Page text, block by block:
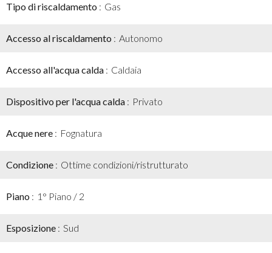
Tipo di riscaldamento Gas
Accesso al riscaldamento Autonomo
Accesso all'acqua calda Caldaia
Dispositivo per l'acqua calda Privato
Acque nere Fognatura
Condizione Ottime condizioni/ristrutturato
Piano 1° Piano / 2
Esposizione Sud